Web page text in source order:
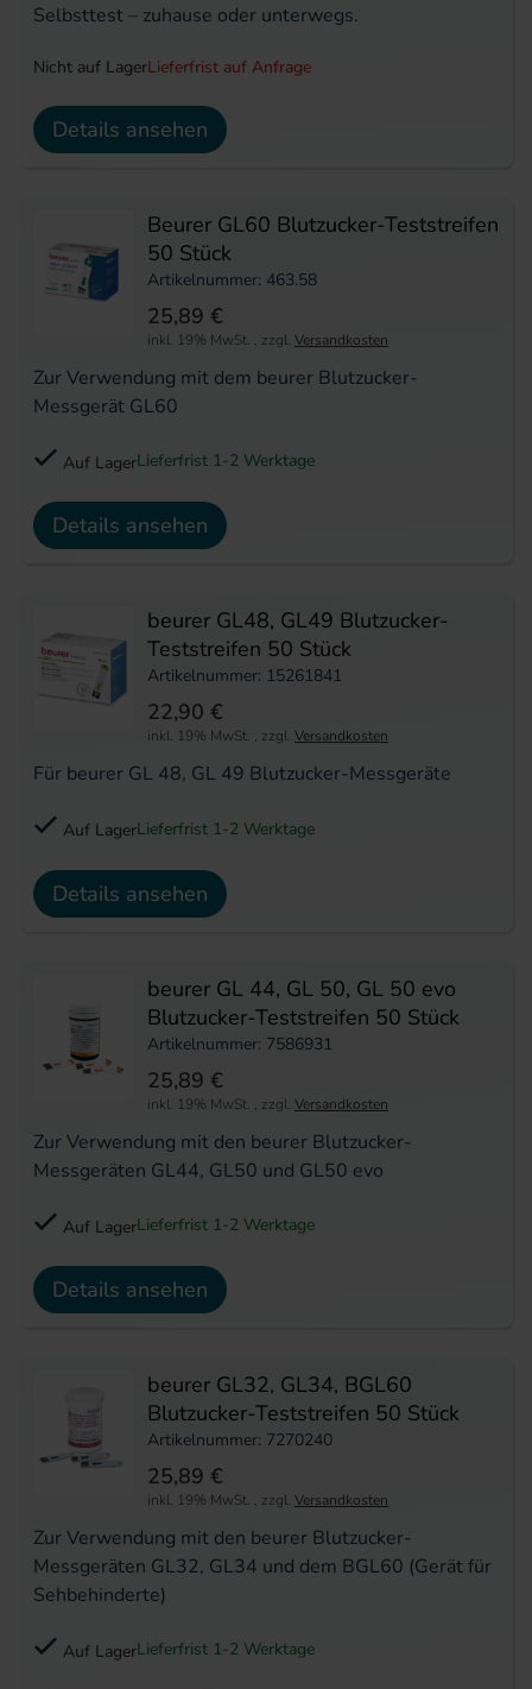
Selbsttest – zuhause oder unterwegs.
Nicht auf LagerLieferfrist auf Anfrage
Details ansehen
Beurer GL60 Blutzucker-Teststreifen
50 Stück
Artikelnummer: 463.58
Zur Verwendung mit dem beurer Blutzucker-
Messgerät GL60
25,89 €
inkl. 19% MwSt. , zzgl. Versandkosten
Auf LagerLieferfrist 1-2 Werktage
Details ansehen
beurer GL48, GL49 Blutzucker-
Teststreifen 50 Stück
Artikelnummer: 15261841
Für beurer GL 48, GL 49 Blutzucker-Messgeräte
22,90 €
inkl. 19% MwSt. , zzgl. Versandkosten
Auf LagerLieferfrist 1-2 Werktage
Details ansehen
beurer GL 44, GL 50, GL 50 evo
Blutzucker-Teststreifen 50 Stück
Artikelnummer: 7586931
Zur Verwendung mit den beurer Blutzucker-
Messgeräten GL44, GL50 und GL50 evo
25,89 €
inkl. 19% MwSt. , zzgl. Versandkosten
Auf LagerLieferfrist 1-2 Werktage
Details ansehen
beurer GL32, GL34, BGL60
Blutzucker-Teststreifen 50 Stück
Artikelnummer: 7270240
Zur Verwendung mit den beurer Blutzucker-
Messgeräten GL32, GL34 und dem BGL60 (Gerät für
Sehbehinderte)
25,89 €
inkl. 19% MwSt. , zzgl. Versandkosten
Auf LagerLieferfrist 1-2 Werktage